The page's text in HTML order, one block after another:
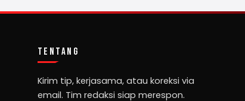
TENTANG
Kirim tip, kerjasama, atau koreksi via
email. Tim redaksi siap merespon.